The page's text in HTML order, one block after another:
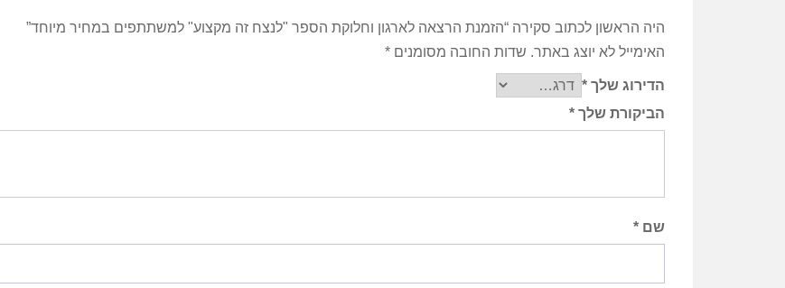
היה הראשון לכתוב סקירה “הזמנת הרצאה לארגון וחלוקת הספר "לנצח זה מקצוע" למשתתפים במחיר מיוחד”
האימייל לא יוצג באתר. שדות החובה מסומנים *
הדירוג שלך *
הביקורת שלך *
שם *